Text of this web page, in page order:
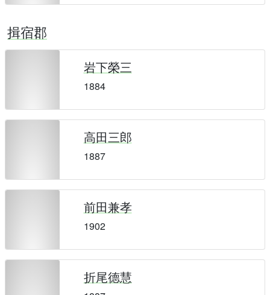
揖宿郡
岩下榮三
1884
高田三郎
1887
前田兼孝
1902
折尾德慧